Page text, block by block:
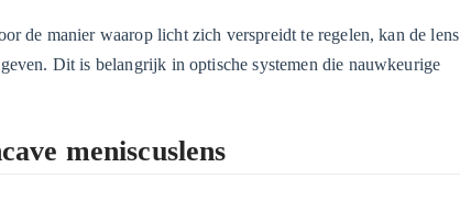
de manier waarop licht zich verspreidt te regelen, kan de lens
Dit is belangrijk in optische systemen die nauwkeurige
meniscuslens